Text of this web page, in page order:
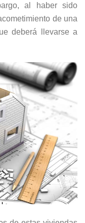
al haber sido
de una
deberá llevarse a